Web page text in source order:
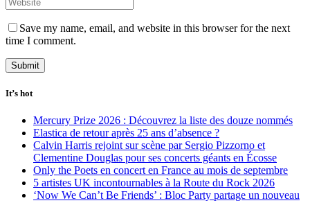
Save my name, email, and website in this browser for the next
time I comment.
It’s hot
Mercury Prize 2026 : Découvrez la liste des douze nommés
Elastica de retour après 25 ans d’absence ?
Calvin Harris rejoint sur scène par Sergio Pizzorno et
Clementine Douglas pour ses concerts géants en Écosse
Only the Poets en concert en France au mois de septembre
5 artistes UK incontournables à la Route du Rock 2026
‘Now We Can’t Be Friends’ : Bloc Party partage un nouveau